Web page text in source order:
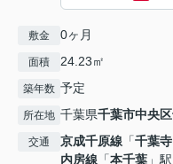
敷金 0ヶ月
面積 24.23㎡
築年数 予定
所在地 千葉県千葉市中央区
交通 京成千原線 「千葉寺
内房線 「本千葉 」